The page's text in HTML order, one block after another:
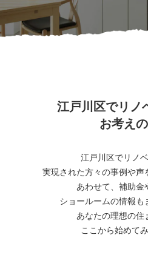
江戸川区でリノ
お考え
江戸川区でリノ
実現された方々の事例や声
あわせて、補助金
ショールームの情報も
あなたの理想の住
ここから始めて